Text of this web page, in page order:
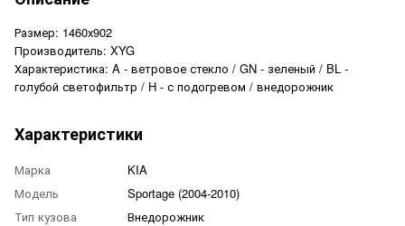
Размер: 1460х902
Производитель: XYG
Характеристика: A - ветровое стекло / GN - зеленый / BL -
голубой светофильтр / H - с подогревом / внедорожник
Характеристики
Марка
KIA
Модель
Sportage (2004-2010)
Тип кузова
Внедорожник